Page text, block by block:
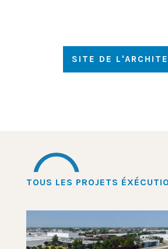
SITE DE
TOUS LES PROJETS